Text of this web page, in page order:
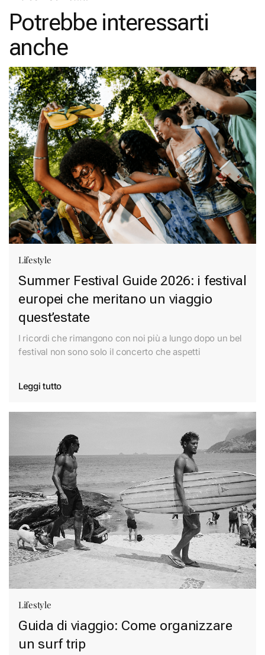
Potrebbe interessarti
anche
Lifestyle
Summer Festival Guide 2026: i festival
europei che meritano un viaggio
quest’estate
I ricordi che rimangono con noi più a lungo dopo un bel
festival non sono solo il concerto che aspetti
Leggi tutto
Lifestyle
Guida di viaggio: Come organizzare
un surf trip